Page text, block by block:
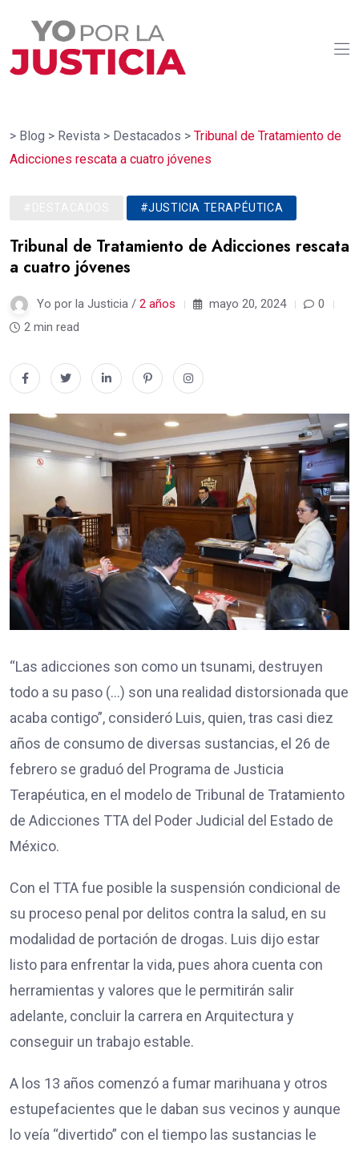
> Blog > Revista > Destacados > Tribunal de Tratamiento de
Adicciones rescata a cuatro jóvenes
#JUSTICIA TERAPÉUTICA
Tribunal de Tratamiento de Adicciones rescata
a cuatro jóvenes
Yo por la Justicia / 2 años mayo 20, 2024
0
2 min read
“Las adicciones son como un tsunami, destruyen
todo a su paso (…) son una realidad distorsionada que
acaba contigo”, consideró Luis, quien, tras casi diez
años de consumo de diversas sustancias, el 26 de
febrero se graduó del Programa de Justicia
Terapéutica, en el modelo de Tribunal de Tratamiento
de Adicciones TTA del Poder Judicial del Estado de
México.
Con el TTA fue posible la suspensión condicional de
su proceso penal por delitos contra la salud, en su
modalidad de portación de drogas. Luis dijo estar
listo para enfrentar la vida, pues ahora cuenta con
herramientas y valores que le permitirán salir
adelante, concluir la carrera en Arquitectura y
conseguir un trabajo estable.
A los 13 años comenzó a fumar marihuana y otros
estupefacientes que le daban sus vecinos y aunque
lo veía “divertido” con el tiempo las sustancias le